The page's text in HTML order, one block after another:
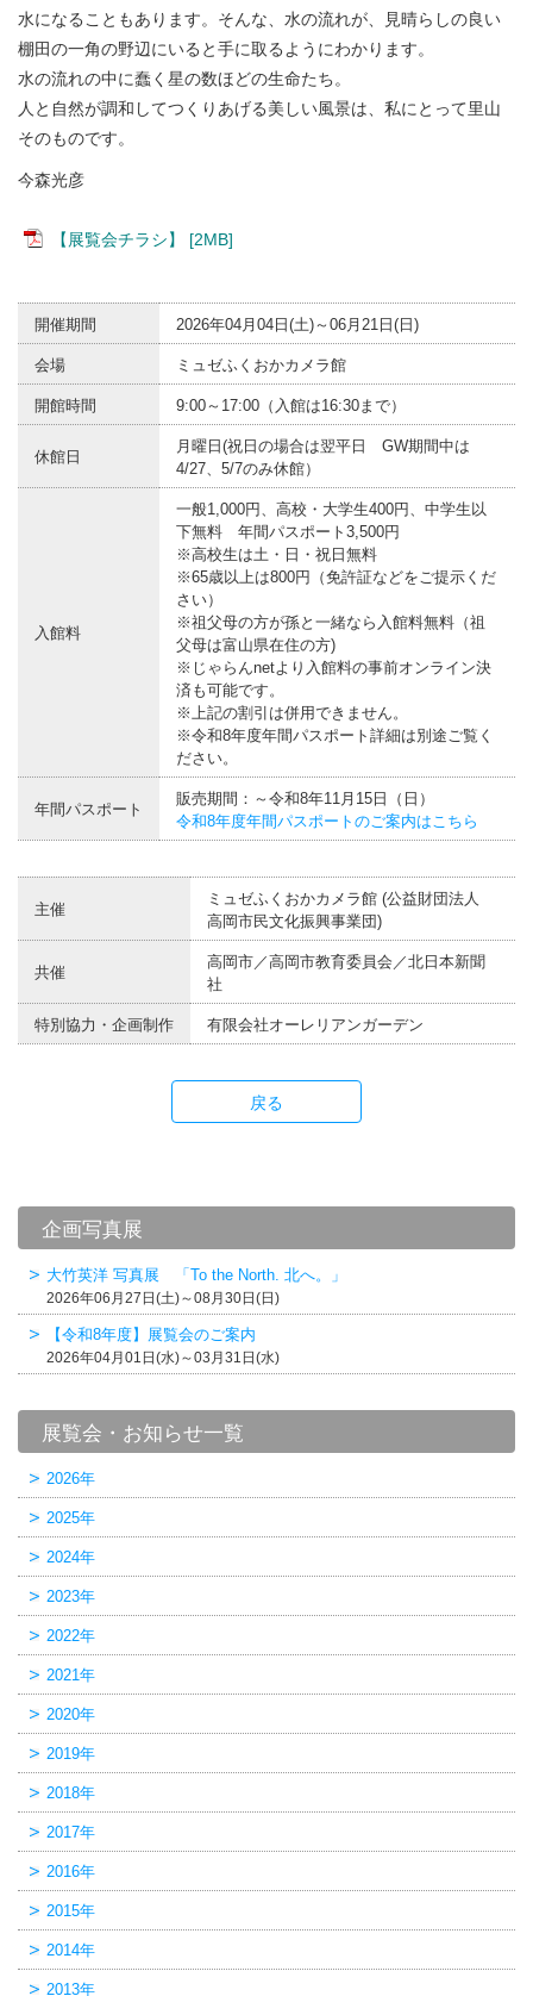
水になることもあります。そんな、水の流れが、見晴らしの良い
棚田の一角の野辺にいると手に取るようにわかります。
水の流れの中に蠢く星の数ほどの生命たち。
人と自然が調和してつくりあげる美しい風景は、私にとって里山
そのものです。
今森光彦
【展覧会チラシ】 [2MB]
開催期間 2026年04月04日(土)～06月21日(日)
会場 ミュゼふくおかカメラ館
開館時間 9:00～17:00（入館は16:30まで）
休館日
月曜日(祝日の場合は翌平日 GW期間中は
4/27、5/7のみ休館）
入館料
一般1,000円、高校・大学生400円、中学生以
下無料 年間パスポート3,500円
※高校生は土・日・祝日無料
※65歳以上は800円（免許証などをご提示くだ
さい）
※祖父母の方が孫と一緒なら入館料無料（祖
父母は富山県在住の方)
※じゃらんnetより入館料の事前オンライン決
済も可能です。
※上記の割引は併用できません。
※令和8年度年間パスポート詳細は別途ご覧く
ださい。
年間パスポート
販売期間：～令和8年11月15日（日）
令和8年度年間パスポートのご案内はこちら
主催
ミュゼふくおかカメラ館 (公益財団法人
高岡市民文化振興事業団)
共催
高岡市／高岡市教育委員会／北日本新聞
社
特別協力・企画制作 有限会社オーレリアンガーデン
戻る
企画写真展
大竹英洋 写真展 「To the North. 北へ。」
2026年06月27日(土)～08月30日(日)
【令和8年度】展覧会のご案内
2026年04月01日(水)～03月31日(水)
展覧会・お知らせ一覧
2026年
2025年
2024年
2023年
2022年
2021年
2020年
2019年
2018年
2017年
2016年
2015年
2014年
2013年